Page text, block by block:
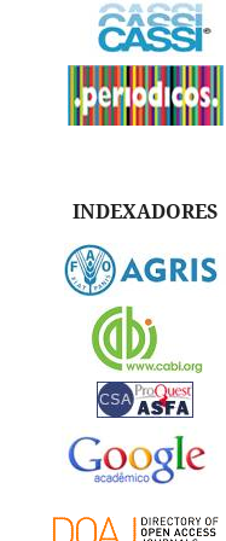
INDEXADORES